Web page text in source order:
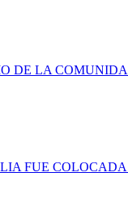
DE LA
FUE